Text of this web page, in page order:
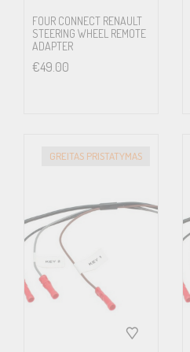
FOUR CONNECT RENAULT
STEERING WHEEL REMOTE
ADAPTER
€49.00
GREITAS PRISTATYMAS